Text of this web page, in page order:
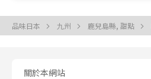
品味日本 九州 鹿兒島縣, 甜點
關於本網站